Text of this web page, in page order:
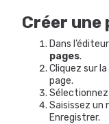
Créer
Dans
pages.
Cliquez sur
page.
Saisissez un
Enregistrer.